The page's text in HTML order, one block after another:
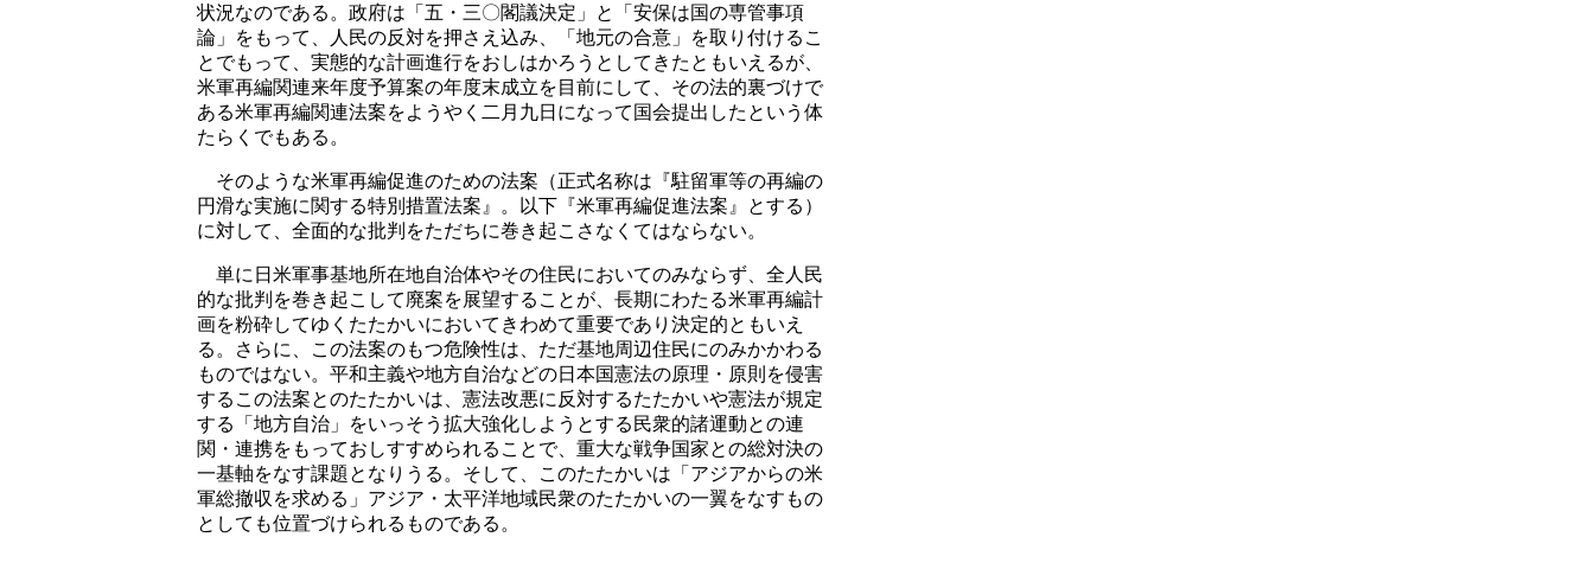
状況なのである。政府は「五・三〇閣議決定」と「安保は国の専管事項
論」をもって、人民の反対を押さえ込み、「地元の合意」を取り付けるこ
とでもって、実態的な計画進行をおしはかろうとしてきたともいえるが、
米軍再編関連来年度予算案の年度末成立を目前にして、その法的裏づけで
ある米軍再編関連法案をようやく二月九日になって国会提出したという体
たらくでもある。
そのような米軍再編促進のための法案（正式名称は『駐留軍等の再編の
円滑な実施に関する特別措置法案』。以下『米軍再編促進法案』とする）
に対して、全面的な批判をただちに巻き起こさなくてはならない。
単に日米軍事基地所在地自治体やその住民においてのみならず、全人民
的な批判を巻き起こして廃案を展望することが、長期にわたる米軍再編計
画を粉砕してゆくたたかいにおいてきわめて重要であり決定的ともいえ
る。さらに、この法案のもつ危険性は、ただ基地周辺住民にのみかかわる
ものではない。平和主義や地方自治などの日本国憲法の原理・原則を侵害
するこの法案とのたたかいは、憲法改悪に反対するたたかいや憲法が規定
する「地方自治」をいっそう拡大強化しようとする民衆的諸運動との連
関・連携をもっておしすすめられることで、重大な戦争国家との総対決の
一基軸をなす課題となりうる。そして、このたたかいは「アジアからの米
軍総撤収を求める」アジア・太平洋地域民衆のたたかいの一翼をなすもの
としても位置づけられるものである。